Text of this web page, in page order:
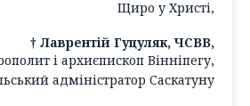
Щиро у Христі,
† Лаврентій Гуцуляк, ЧСВВ,
і архиєпископ Вінніпегу,
адміністратор Саскатуну